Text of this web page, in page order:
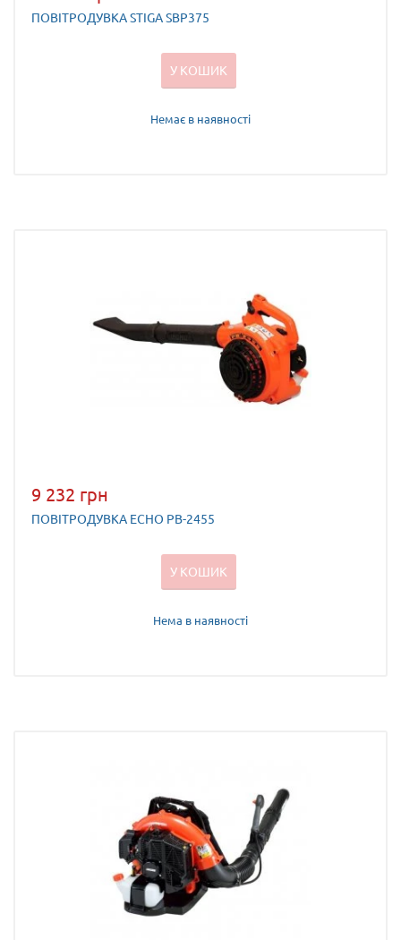
ПОВІТРОДУВКА STIGA SBP375
У КОШИК
Немає в наявності
9 232 грн
ПОВІТРОДУВКА ECHO PB-2455
У КОШИК
Нема в наявності